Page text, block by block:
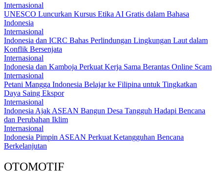
Internasional
UNESCO Luncurkan Kursus Etika AI Gratis dalam Bahasa
Indonesia
Internasional
Indonesia dan ICRC Bahas Perlindungan Lingkungan Laut dalam
Konflik Bersenjata
Internasional
Indonesia dan Kamboja Perkuat Kerja Sama Berantas Online Scam
Internasional
Petani Mangga Indonesia Belajar ke Filipina untuk Tingkatkan
Daya Saing Ekspor
Internasional
Indonesia Ajak ASEAN Bangun Desa Tangguh Hadapi Bencana
dan Perubahan Iklim
Internasional
Indonesia Pimpin ASEAN Perkuat Ketangguhan Bencana
Berkelanjutan
OTOMOTIF